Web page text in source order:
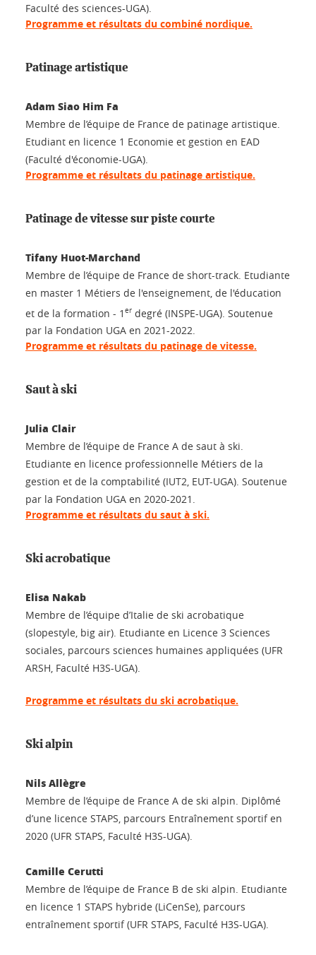
Faculté des sciences-UGA).
Programme et résultats du combiné nordique.
Patinage artistique
Adam Siao Him Fa
Membre de l’équipe de France de patinage artistique.
Etudiant en licence 1 Economie et gestion en EAD
(Faculté d'économie-UGA).
Programme et résultats du patinage artistique.
Patinage de vitesse sur piste courte
Tifany Huot-Marchand
Membre de l’équipe de France de short-track. Etudiante
en master 1 Métiers de l'enseignement, de l'éducation
et de la formation - 1 er degré (INSPE-UGA). Soutenue
par la Fondation UGA en 2021-2022.
Programme et résultats du patinage de vitesse.
Saut à ski
Julia Clair
Membre de l’équipe de France A de saut à ski.
Etudiante en licence professionnelle Métiers de la
gestion et de la comptabilité (IUT2, EUT-UGA). Soutenue
par la Fondation UGA en 2020-2021.
Programme et résultats du saut à ski.
Ski acrobatique
Elisa Nakab
Membre de l’équipe d’Italie de ski acrobatique
(slopestyle, big air). Etudiante en Licence 3 Sciences
sociales, parcours sciences humaines appliquées (UFR
ARSH, Faculté H3S-UGA).
Programme et résultats du ski acrobatique.
Ski alpin
Nils Allègre
Membre de l’équipe de France A de ski alpin. Diplômé
d’une licence STAPS, parcours Entraînement sportif en
2020 (UFR STAPS, Faculté H3S-UGA).
Camille Cerutti
Membre de l’équipe de France B de ski alpin. Etudiante
en licence 1 STAPS hybride (LiCenSe), parcours
entraînement sportif (UFR STAPS, Faculté H3S-UGA).